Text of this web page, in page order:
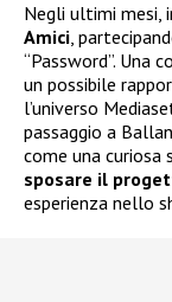
Negli ultimi mesi,
Amici,
“Password”. Una
un possibile
l’universo
passaggio a
come una
sposare il
esperienza nello